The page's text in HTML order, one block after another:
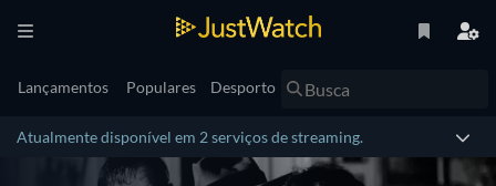
Lançamentos Populares Desporto
Atualmente disponível em 2 serviços de streaming.